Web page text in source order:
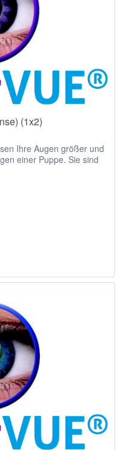
(1x2)
Ihre Augen größer und
einer Puppe. Sie sind